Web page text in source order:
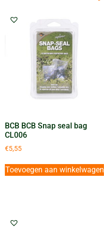
BCB BCB Snap seal bag
CL006
€5,55
Toevoegen aan winkelwagen